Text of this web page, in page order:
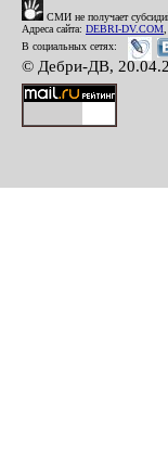
СМИ не получает
Адреса сайта: DEBRI-DV.COM
В социальных сетях:
© Дебри-ДВ,